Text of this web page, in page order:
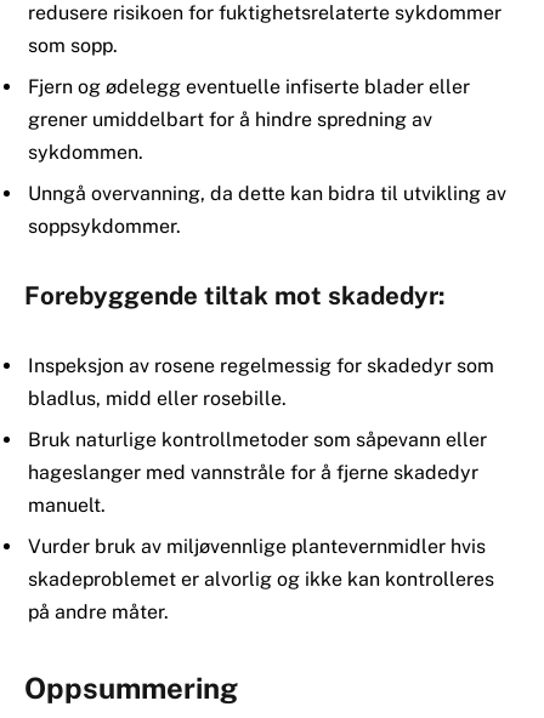
redusere risikoen for fuktighetsrelaterte sykdommer
som sopp.
Fjern og ødelegg eventuelle infiserte blader eller
grener umiddelbart for å hindre spredning av
sykdommen.
Unngå overvanning, da dette kan bidra til utvikling av
soppsykdommer.
Forebyggende tiltak mot skadedyr:
Inspeksjon av rosene regelmessig for skadedyr som
bladlus, midd eller rosebille.
Bruk naturlige kontrollmetoder som såpevann eller
hageslanger med vannstråle for å fjerne skadedyr
manuelt.
Vurder bruk av miljøvennlige plantevernmidler hvis
skadeproblemet er alvorlig og ikke kan kontrolleres
på andre måter.
Oppsummering